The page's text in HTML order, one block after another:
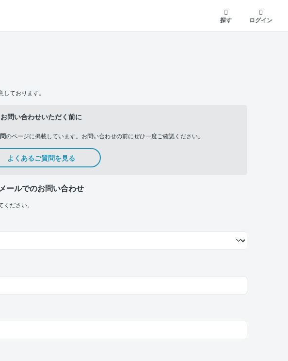
探す
ログイン
ております。
お問い合わせいただく前に
のページに掲載しています。お問い合わせの前にぜひ一度ご確認ください。
よくあるご質問を見る
ールでのお問い合わせ
ださい。